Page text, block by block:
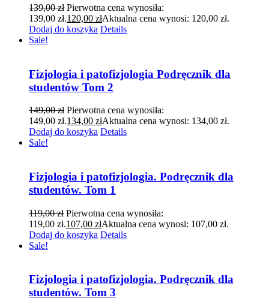
139,00zł Pierwotna cena wynosiła:
139,00 zł.120,00 złAktualna cena wynosi: 120,00 zł.
Dodaj do koszyka Details
Sale!
Fizjologia i patofizjologia Podręcznik dla
studentów Tom 2
149,00zł Pierwotna cena wynosiła:
149,00 zł.134,00 złAktualna cena wynosi: 134,00 zł.
Dodaj do koszyka Details
Sale!
Fizjologia i patofizjologia. Podręcznik dla
studentów. Tom 1
119,00zł Pierwotna cena wynosiła:
119,00 zł.107,00 złAktualna cena wynosi: 107,00 zł.
Dodaj do koszyka Details
Sale!
Fizjologia i patofizjologia. Podręcznik dla
studentów. Tom 3